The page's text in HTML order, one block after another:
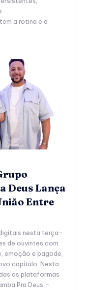
a rotina e a
Deus Lança
Entre
nesta terça-
de ouvintes com
emoção e pagode,
capítulo. Nesta
as plataformas
Pra Deus –